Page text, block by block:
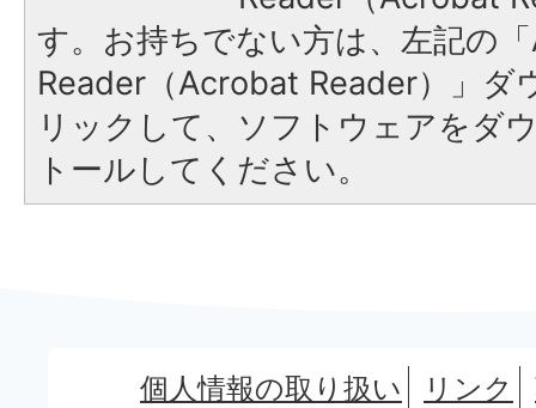
す。お持ちでない方は、左記の
Reader（Acrobat Reader）」ダ
リックして、ソフトウェアをダ
トールしてください。
個人情報の取り扱い リンク